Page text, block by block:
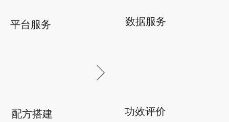
ꁕ
配方搭建
平台服务 数据服务
功效评价